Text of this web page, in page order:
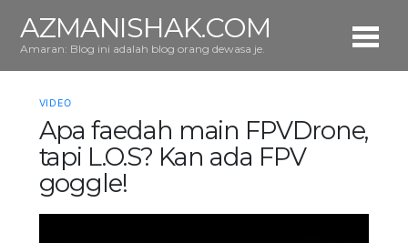
AZMANISHAK.COM
Amaran: Blog ini adalah blog orang dewasa je.
VIDEO
Apa faedah main FPVDrone,
tapi L.O.S? Kan ada FPV
goggle!